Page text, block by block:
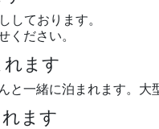
しております。
ください。
ます
と一緒に泊まれます。大
ます